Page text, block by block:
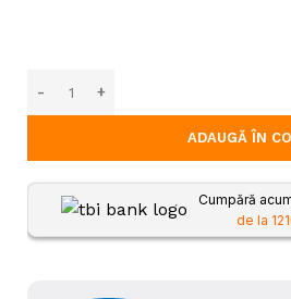
ADAUGĂ ÎN
Cumpără
de la